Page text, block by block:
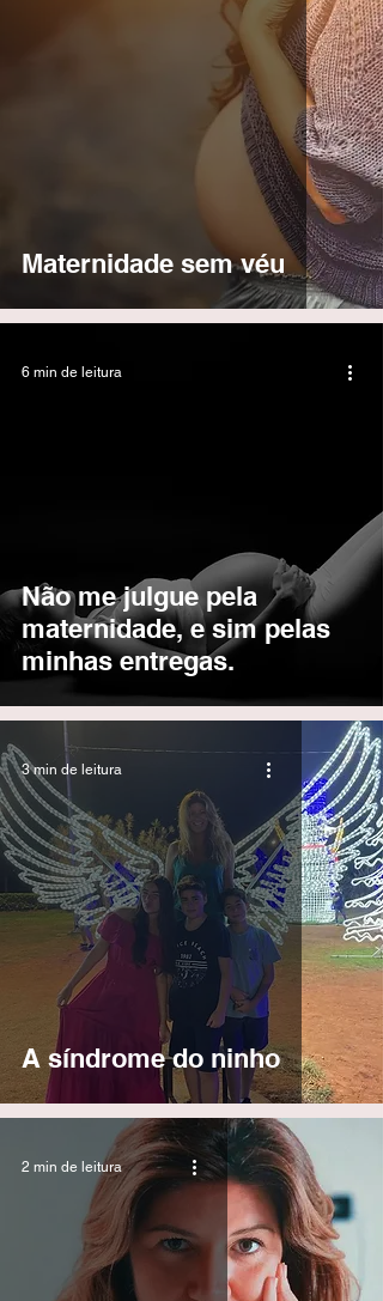
Maternidade sem véu
Não me julgue pela
maternidade, e sim pelas
minhas entregas.
6 min de leitura
A síndrome do ninho
3 min de leitura
2 min de leitura